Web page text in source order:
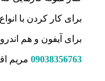
برای کار کردن با انواع
برای آیفون و هم اندروید رو
09038356763 مریم اقبالی